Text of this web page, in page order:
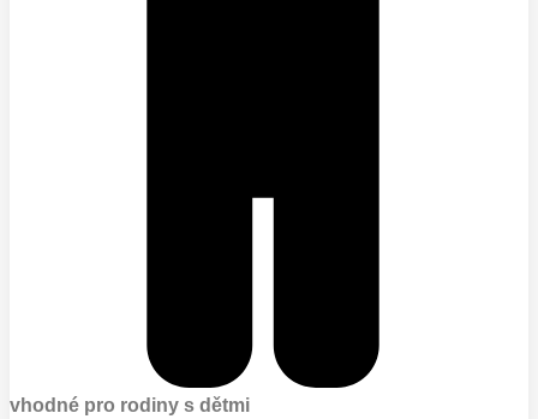
vhodné pro rodiny s dětmi